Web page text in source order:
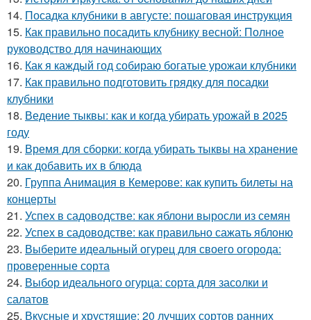
14. Посадка клубники в августе: пошаговая инструкция
15. Как правильно посадить клубнику весной: Полное
руководство для начинающих
16. Как я каждый год собираю богатые урожаи клубники
17. Как правильно подготовить грядку для посадки
клубники
18. Ведение тыквы: как и когда убирать урожай в 2025
году
19. Время для сборки: когда убирать тыквы на хранение
и как добавить их в блюда
20. Группа Анимация в Кемерове: как купить билеты на
концерты
21. Успех в садоводстве: как яблони выросли из семян
22. Успех в садоводстве: как правильно сажать яблоню
23. Выберите идеальный огурец для своего огорода:
проверенные сорта
24. Выбор идеального огурца: сорта для засолки и
салатов
25. Вкусные и хрустящие: 20 лучших сортов ранних